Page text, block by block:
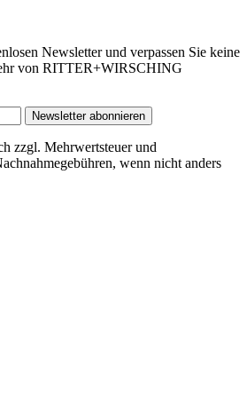
Newsletter und verpassen Sie keine
von RITTER+WIRSCHING
Newsletter abonnieren
zzgl. Mehrwertsteuer und
wenn nicht anders